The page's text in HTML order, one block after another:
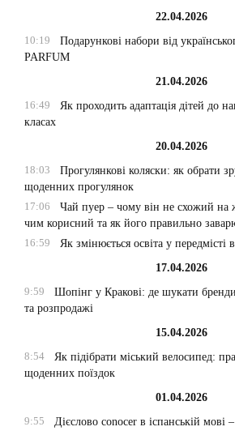
22.04.2026
10:19
Подарункові набори від
PARFUM
21.04.2026
16:49
Як проходить адаптація дітей до
класах
20.04.2026
18:03
Прогулянкові коляски: як обрати
щоденних прогулянок
17:06
Чай пуер – чому він не схожий на
чим корисний та як його правильно
16:59
Як змінюється освіта у передмісті
17.04.2026
9:59
Шопінг у Кракові: де шукати
та розпродажі
15.04.2026
8:54
Як підібрати міський велосипед:
щоденних поїздок
01.04.2026
9:55
Дієслово conocer в іспанській мові